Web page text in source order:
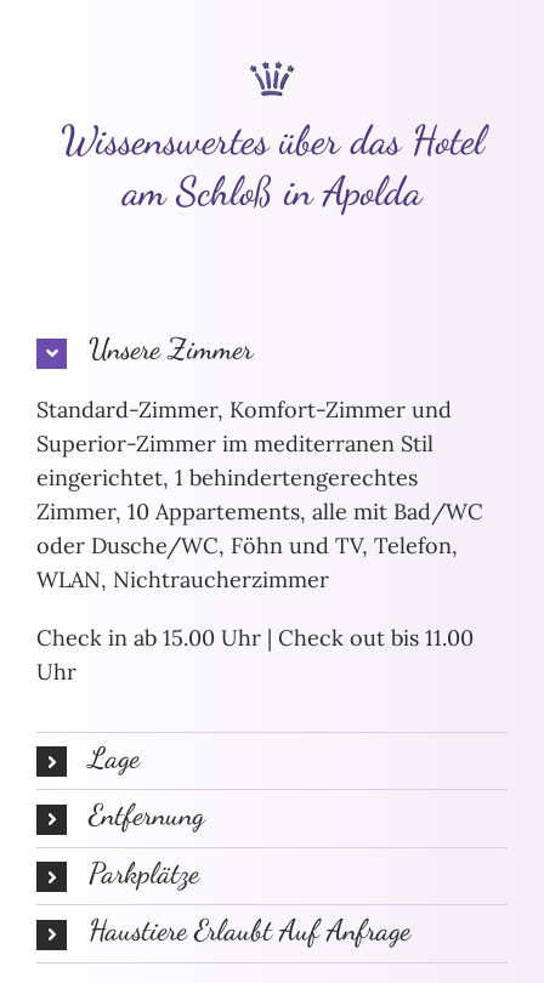
Wissenswertes über das Hotel
am Schloß in Apolda
Unsere Zimmer
Standard-Zimmer, Komfort-Zimmer und
Superior-Zimmer im mediterranen Stil
eingerichtet, 1 behindertengerechtes
Zimmer, 10 Appartements, alle mit Bad/WC
oder Dusche/WC, Föhn und TV, Telefon,
WLAN, Nichtraucherzimmer
Check in ab 15.00 Uhr | Check out bis 11.00
Uhr
Lage
Entfernung
Parkplätze
Haustiere Erlaubt Auf Anfrage